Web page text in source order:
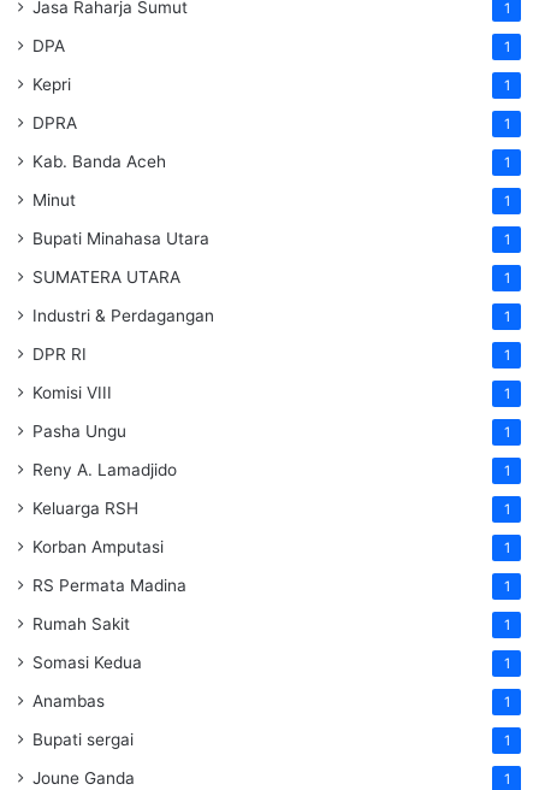
Jasa Raharja Sumut 1
DPA 1
Kepri 1
DPRA 1
Kab. Banda Aceh 1
Minut 1
Bupati Minahasa Utara 1
SUMATERA UTARA 1
Industri & Perdagangan 1
DPR RI 1
Komisi VIII 1
Pasha Ungu 1
Reny A. Lamadjido 1
Keluarga RSH 1
Korban Amputasi 1
RS Permata Madina 1
Rumah Sakit 1
Somasi Kedua 1
Anambas 1
Bupati sergai 1
Joune Ganda 1